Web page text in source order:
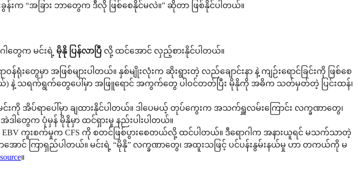
န်းက “အခြား ဘာတွေက ဒီလို ဖြစ်စေနိုင်မလဲ။” ဆိုတာ ဖြစ်နိုင်ပါတယ်။
ါတွေက မင်းရဲ့ မိုနို ပြန်လာပြီ လို့ ထင်အောင် လှည့်စားနိုင်ပါတယ်။
န်ရုံးတွေမှာ အဖြစ်များပါတယ်။ နှစ်မျိုးလုံးက ဆိုးရွားတဲ့ လည်ချောင်းနာ နဲ့ ကျဉ်းရောင်ခြင်းကို ဖြစ်စေ
ယ်) နဲ့ သရက်ရွက်တွေပေါ်မှာ အဖြူရောင် အကွက်တွေ ပါဝင်တတ်ပြီး မိုနိုကို အဓိက သတ်မှတ်တဲ့ ပြင်းထန်၊
မင်းကို အိပ်ရာပေါ်မှာ ချထားနိုင်ပါတယ်။ ဒါပေမယ့် တုပ်ကွေးက အသက်ရှူလမ်းကြောင်း လက္ခဏာတွေ၊
ါတွေက ပုံမှန် မိုနိုမှာ ထင်ရှားမှု နည်းပါးပါတယ်။
ကူးစက်မှုက CFS ကို စတင်ဖြစ်ပွားစေတယ်လို့ ထင်ပါတယ်။ ဒီရောဂါက အနားယူရင် မသက်သာတဲ့
ောင် ကြာရှည်ပါတယ်။ မင်းရဲ့ “မိုနို” လက္ခဏာတွေ၊ အထူးသဖြင့် ပင်ပန်းနွမ်းနယ်မှု ဟာ တကယ်ကို မ
source။